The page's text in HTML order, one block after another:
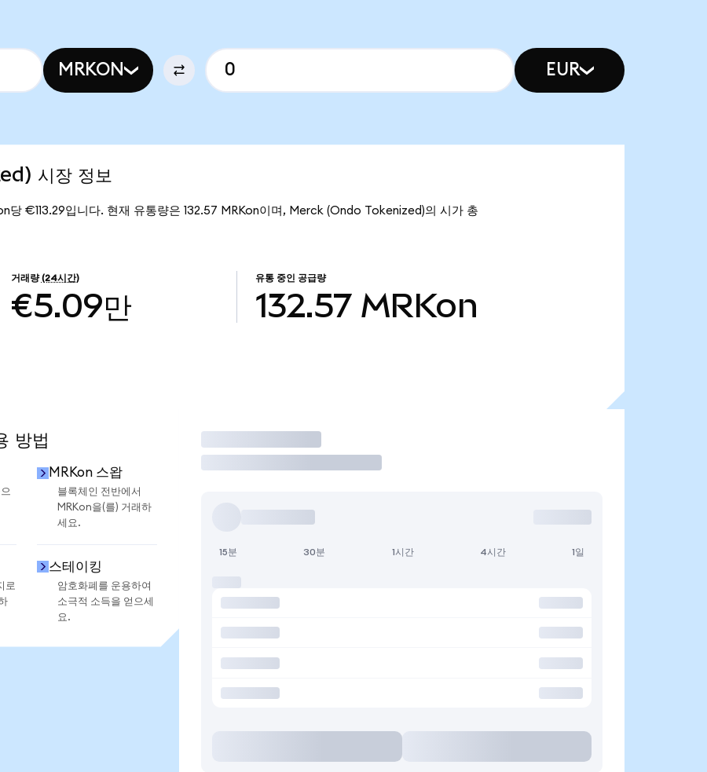
MRKON EUR
시장 정보
당 €113.29입니다. 현재 유통량은 132.57 MRKon이며, Merck (Ondo Tokenized)의 시가 총
거래량 (24시간)
€5.09만
유통 중인 공급량
132.57 MRKon
방법
MRKon 스왑
블록체인 전반에서
MRKon을(를) 거래하
세요.
로
스테이킹
암호화폐를 운용하여
소극적 소득을 얻으세
요.
거래
15분 30분 1시간 4시간 1일